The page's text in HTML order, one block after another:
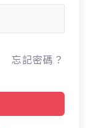
忘記密碼？